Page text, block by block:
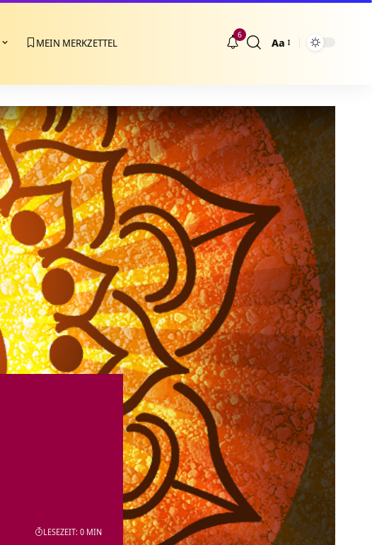
MEIN MERKZETTEL
6
Größenänderung
Aa
LESEZEIT: 0 MIN